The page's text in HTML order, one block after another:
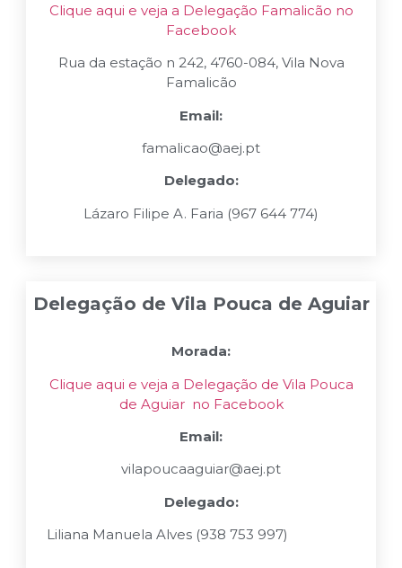
Clique aqui e veja a Delegação Famalicão no
Facebook
Rua da estação n 242, 4760-084, Vila Nova
Famalicão
Email:
famalicao@aej.pt
Delegado:
Lázaro Filipe A. Faria (967 644 774)
Delegação de Vila Pouca de Aguiar
Morada:
Clique aqui e veja a Delegação de Vila Pouca
de Aguiar no Facebook
Email:
vilapoucaaguiar@aej.pt
Delegado:
Liliana Manuela Alves (938 753 997)